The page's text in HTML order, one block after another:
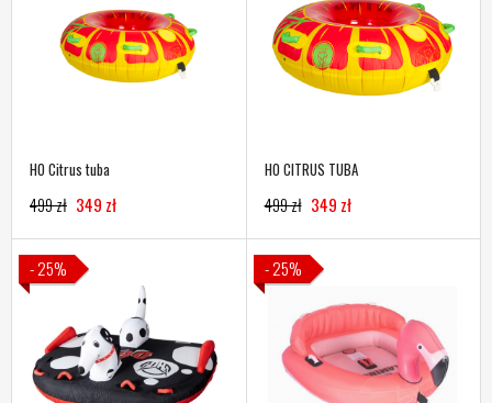
HO Citrus tuba
499 zł 349 zł
HO CITRUS TUBA
499 zł 349 zł
- 25% - 25%